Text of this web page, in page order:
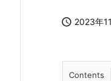
 2023年
Contents